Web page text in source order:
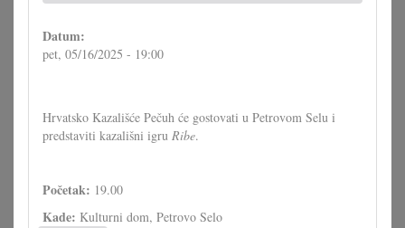
Datum:
pet, 05/16/2025 - 19:00
Hrvatsko Kazališće Pečuh će gostovati u Petrovom Selu i
predstaviti kazališni igru Ribe.
Početak: 19.00
Kade: Kulturni dom, Petrovo Selo